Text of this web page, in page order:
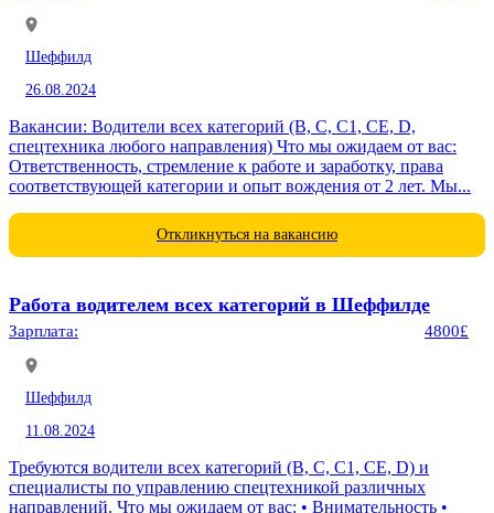
Шеффилд
26.08.2024
Вакансии: Водители всех категорий (B, C, C1, CE, D,
спецтехника любого направления) Что мы ожидаем от вас:
Ответственность, стремление к работе и заработку, права
соответствующей категории и опыт вождения от 2 лет. Мы...
Откликнуться на вакансию
Работа водителем всех категорий в Шеффилде
Зарплата: 4800£
Шеффилд
11.08.2024
Требуются водители всех категорий (B, C, C1, CE, D) и
специалисты по управлению спецтехникой различных
направлений. Что мы ожидаем от вас: • Внимательность •